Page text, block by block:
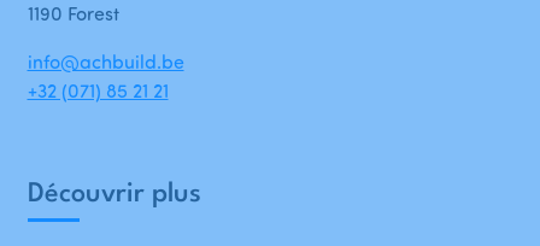
Découvrir plus
1190 Forest
info@achbuild.be
+32 (071) 85 21 21